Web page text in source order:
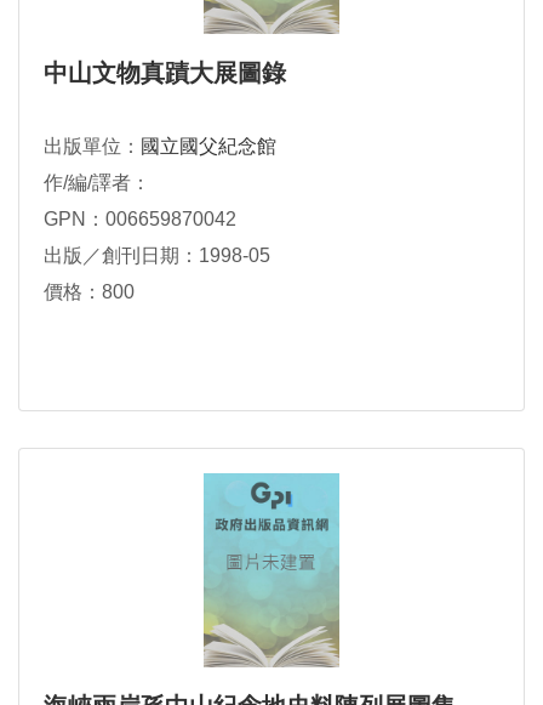
中山文物真蹟大展圖錄
出版單位： 國立國父紀念館
作/編/譯者：
GPN：006659870042
出版／創刊日期：1998-05
價格：800